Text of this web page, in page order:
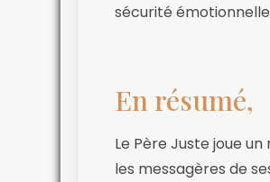
sécurité
En résumé,
Le Père Juste joue
les messagères de